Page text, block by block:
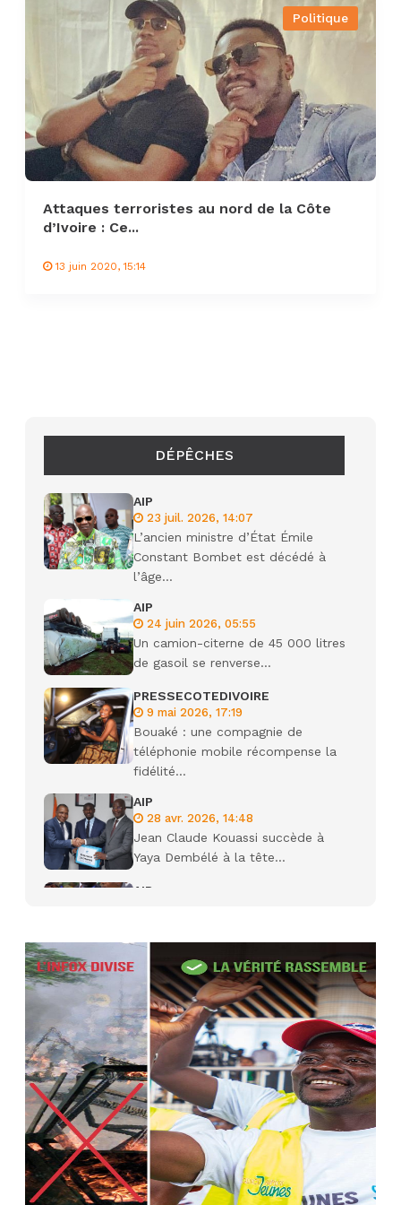
Politique
Attaques terroristes au nord de la Côte
d’Ivoire : Ce...
13 juin 2020, 15:14
DÉPÊCHES
AIP
23 juil. 2026, 14:07
L’ancien ministre d’État Émile
Constant Bombet est décédé à
l’âge...
AIP
24 juin 2026, 05:55
Un camion-citerne de 45 000 litres
de gasoil se renverse...
PRESSECOTEDIVOIRE
9 mai 2026, 17:19
Bouaké : une compagnie de
téléphonie mobile récompense la
fidélité...
AIP
28 avr. 2026, 14:48
Jean Claude Kouassi succède à
Yaya Dembélé à la tête...
AIP
Camara tué lors d’attaques...
22 avr. 2026, 16:41
Des bureaux ravagés dans un
incendie survenu à la mairie...
AIP
10 avr. 2026, 09:48
Nommé Médiateur de la
République, Gaoussou Touré prend
officiellement fonction
AIP
13 mars 2026, 10:43